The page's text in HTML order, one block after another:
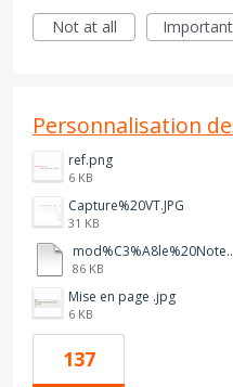
Not at all
Important
Personnalisation
ref.png
6 KB
Capture%20VT.JPG
31 KB
86 KB
Mise en page .jpg
6 KB
137